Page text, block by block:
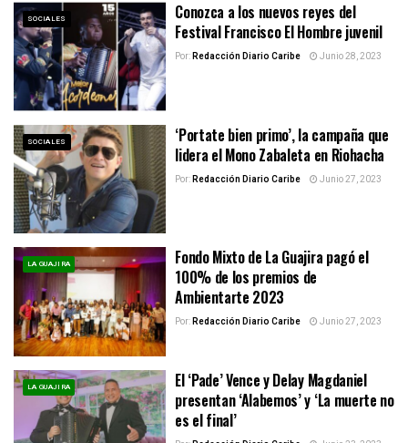
SOCIALES
Conozca a los nuevos reyes del
Festival Francisco El Hombre juvenil
Por:Redacción Diario Caribe Junio 28, 2023
SOCIALES
‘Portate bien primo’, la campaña que
lidera el Mono Zabaleta en Riohacha
Por:Redacción Diario Caribe Junio 27, 2023
LA GUAJIRA
Fondo Mixto de La Guajira pagó el
100% de los premios de
Ambientarte 2023
Por:Redacción Diario Caribe Junio 27, 2023
LA GUAJIRA
El ‘Pade’ Vence y Delay Magdaniel
presentan ‘Alabemos’ y ‘La muerte no
es el final’